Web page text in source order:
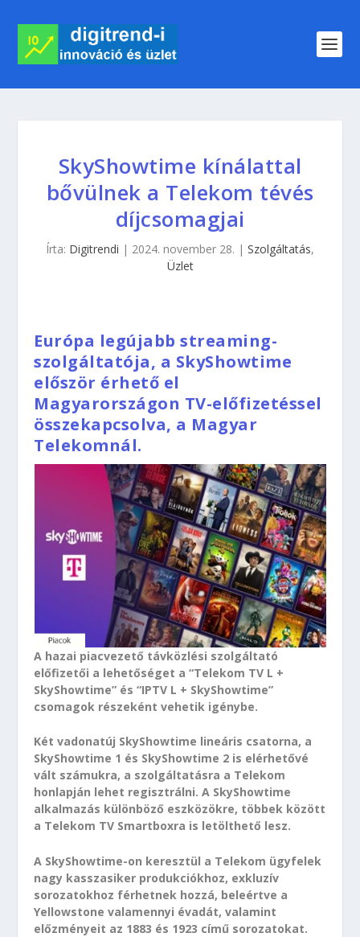
SkyShowtime kínálattal
bővülnek a Telekom tévés
díjcsomagjai
Írta: Digitrendi | 2024. november 28. | Szolgáltatás,
Üzlet
Európa legújabb streaming-
szolgáltatója, a SkyShowtime
először érhető el
Magyarországon TV-előfizetéssel
összekapcsolva, a Magyar
Telekomnál.
A hazai piacvezető távközlési szolgáltató
előfizetői a lehetőséget a “Telekom TV L +
SkyShowtime” és “IPTV L + SkyShowtime”
csomagok részeként vehetik igénybe.
Két vadonatúj SkyShowtime lineáris csatorna, a
SkyShowtime 1 és SkyShowtime 2 is elérhetővé
vált számukra, a szolgáltatásra a Telekom
honlapján lehet regisztrálni. A SkyShowtime
alkalmazás különböző eszközökre, többek között
a Telekom TV Smartboxra is letölthető lesz.
A SkyShowtime-on keresztül a Telekom ügyfelek
nagy kasszasiker produkciókhoz, exkluzív
sorozatokhoz férhetnek hozzá, beleértve a
Yellowstone valamennyi évadát, valamint
előzményeit az 1883 és 1923 című sorozatokat.